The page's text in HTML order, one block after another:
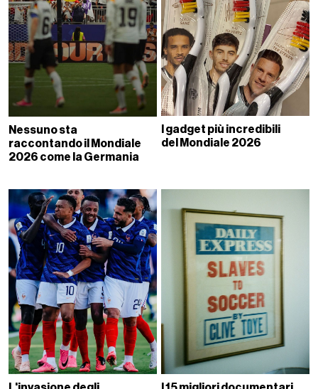
Nessuno sta
raccontando il Mondiale
2026 come la Germania
I gadget più incredibili
del Mondiale 2026